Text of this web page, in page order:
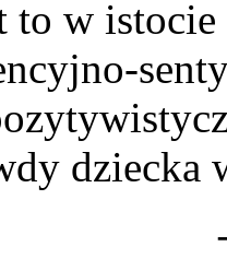
to w
dziecka